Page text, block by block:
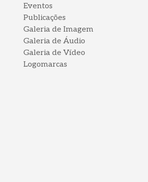
Eventos
Publicações
Galeria de Imagem
Galeria de Áudio
Galeria de Vídeo
Logomarcas